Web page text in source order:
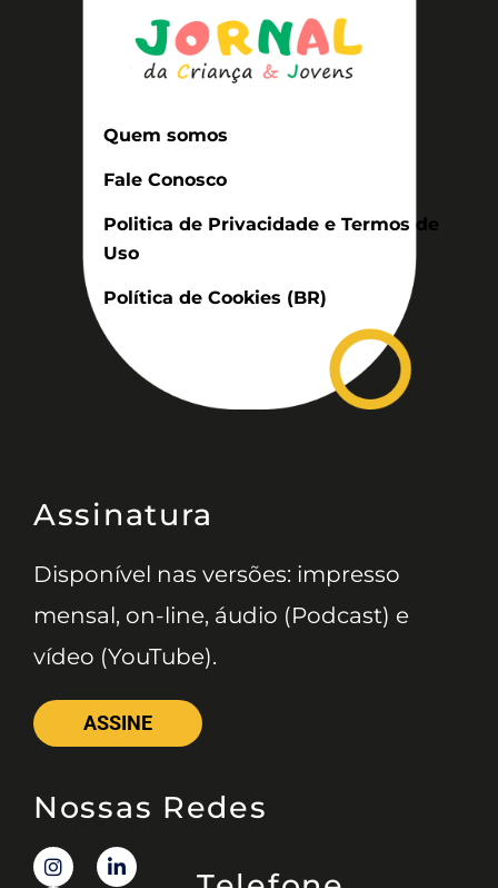
Quem somos
Fale Conosco
Politica de Privacidade e Termos de
Uso
Política de Cookies (BR)
Assinatura
Disponível nas versões: impresso
mensal, on-line, áudio (Podcast) e
vídeo (YouTube).
ASSINE
Nossas Redes